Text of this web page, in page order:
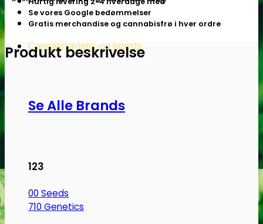
Cannabisavlere -og brands
Se Alle Brands
123
00 Seeds
710 Genetics
Se vores Google bedømmelser
Gratis merchandise og cannabisfrø i hver ordre
Produkt beskrivelse